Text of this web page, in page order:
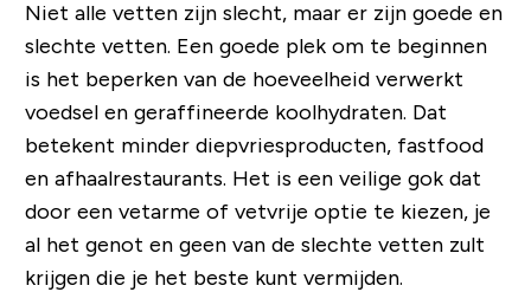
Niet alle vetten zijn slecht, maar er zijn goede en
slechte vetten. Een goede plek om te beginnen
is het beperken van de hoeveelheid verwerkt
voedsel en geraffineerde koolhydraten. Dat
betekent minder diepvriesproducten, fastfood
en afhaalrestaurants. Het is een veilige gok dat
door een vetarme of vetvrije optie te kiezen, je
al het genot en geen van de slechte vetten zult
krijgen die je het beste kunt vermijden.